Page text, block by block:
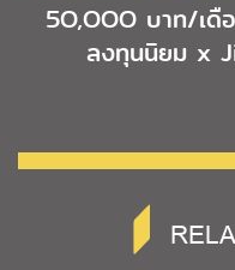
5O,OOO บาท/เ
ลงทุนนิยม x